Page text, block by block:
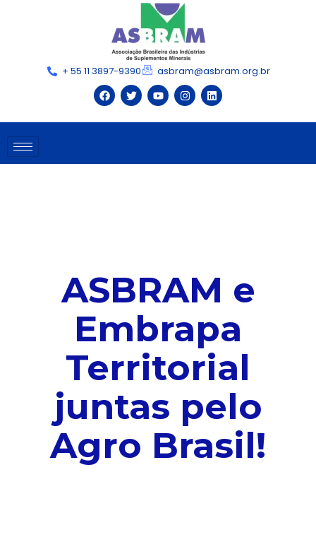
+ 55 11 3897-9390 asbram@asbram.org.br
ASBRAM e
Embrapa
Territorial
juntas pelo
Agro Brasil!